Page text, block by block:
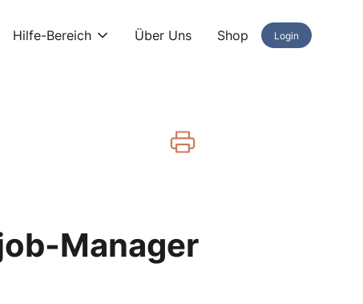
Hilfe-Bereich Über Uns Shop Login
Manager